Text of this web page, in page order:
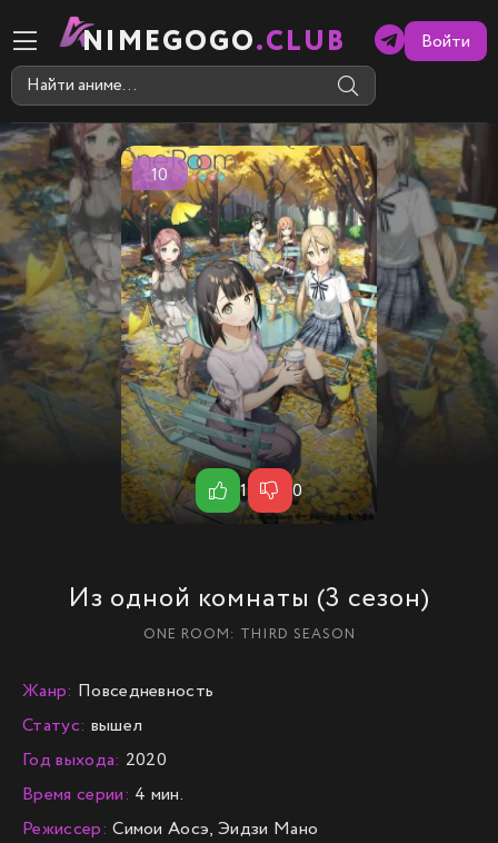
NIMEGOGO.CLUB Войти
Из одной комнаты (3 сезон)
ONE ROOM: THIRD SEASON
10
1 0
Жанр: Повседневность
Статус: вышел
Год выхода: 2020
Время серии: 4 мин.
Режиссер: Симои Аосэ, Эидзи Мано